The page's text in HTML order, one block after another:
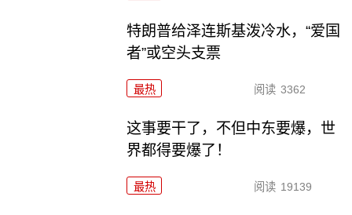
特朗普给泽连斯基泼冷水，“爱国
者”或空头支票
最热 阅读 3362
这事要干了，不但中东要爆，世
界都得要爆了！
最热 阅读 19139